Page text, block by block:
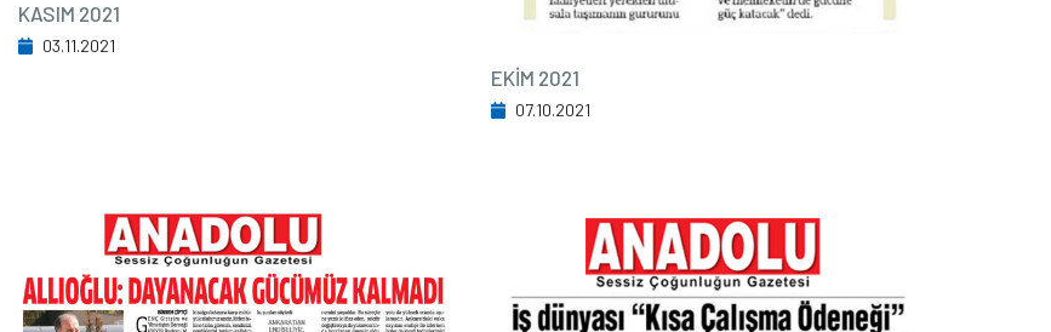
KASIM 2021
03.11.2021
EKİM 2021
07.10.2021